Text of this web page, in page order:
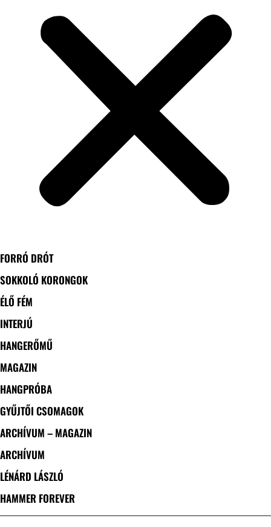
FORRÓ DRÓT
SOKKOLÓ KORONGOK
ÉLŐ FÉM
INTERJÚ
HANGERŐMŰ
MAGAZIN
HANGPRÓBA
GYŰJTŐI CSOMAGOK
ARCHÍVUM – MAGAZIN
ARCHÍVUM
LÉNÁRD LÁSZLÓ
HAMMER FOREVER